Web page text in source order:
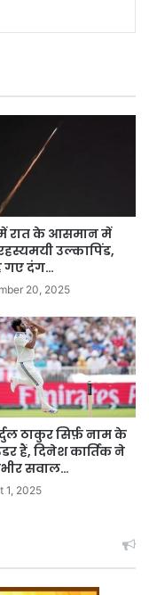
रात के आसमान में
उल्कापिंड,
गए दंग…
20, 2025
ठाकुर सिर्फ़ नाम के
हैं, दिनेश कार्तिक ने
सवाल…
1, 2025